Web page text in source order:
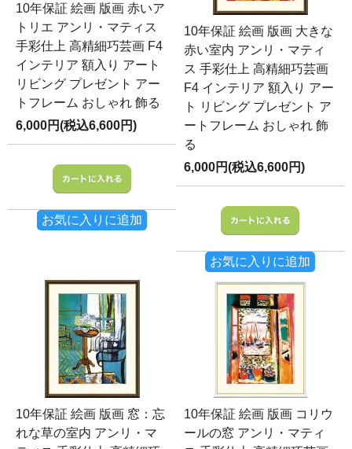
10年保証 絵画 版画 赤いア
トリエ アンリ・マティス
手彩仕上 高精細巧芸画 F4
インテリア 額入り アート
リビング プレゼント アー
トフレーム おしゃれ 飾る
6,000円(税込6,600円)
お気に入りに追加
10年保証 絵画 版画 大きな
赤い室内 アンリ・マティ
ス 手彩仕上 高精細巧芸画
F4 インテリア 額入り アー
ト リビング プレゼント ア
ートフレーム おしゃれ 飾
る
6,000円(税込6,600円)
お気に入りに追加
10年保証 絵画 版画 窓：忘
れな草の室内 アンリ・マ
10年保証 絵画 版画 コリウ
ールの窓 アンリ・マティ